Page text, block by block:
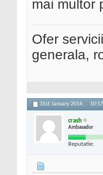
mai multor
Ofer
generala,
31st January 2014, 10:17
crash
Ambasador
Reputatie: